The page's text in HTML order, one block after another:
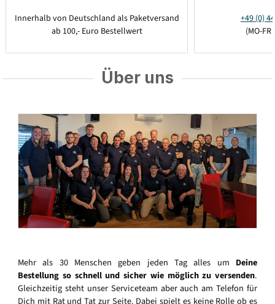
Innerhalb von Deutschland als Paketversand
ab 100,- Euro Bestellwert
+49 (0)
(MO-
Über uns
Mehr als 30 Menschen geben jeden Tag alles um Deine
Bestellung so schnell und sicher wie möglich zu versenden.
Gleichzeitig steht unser Serviceteam aber auch am Telefon für
Dich mit Rat und Tat zur Seite. Dabei spielt es keine Rolle ob es